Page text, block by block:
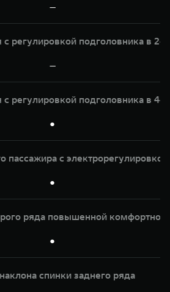
—
регулировкой подголовника в 2-
—
регулировкой подголовника в 4-
●
пассажира с
●
ряда повышенной
●
спинки заднего ряда